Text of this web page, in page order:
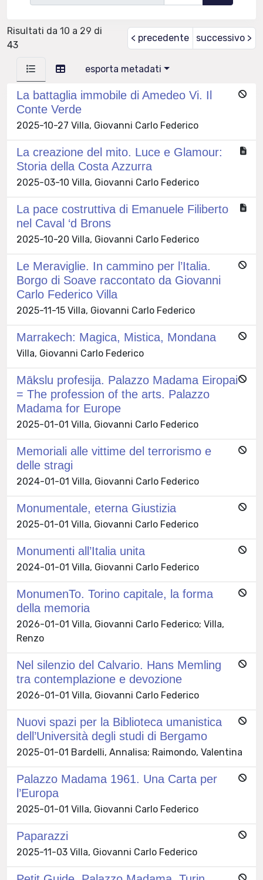
Risultati da 10 a 29 di
43
< precedente successivo >
esporta metadati
La battaglia immobile di Amedeo Vi. Il
Conte Verde
2025-10-27 Villa, Giovanni Carlo Federico
La creazione del mito. Luce e Glamour:
Storia della Costa Azzurra
2025-03-10 Villa, Giovanni Carlo Federico
La pace costruttiva di Emanuele Filiberto
nel Caval ‘d Brons
2025-10-20 Villa, Giovanni Carlo Federico
Le Meraviglie. In cammino per l’Italia.
Borgo di Soave raccontato da Giovanni
Carlo Federico Villa
2025-11-15 Villa, Giovanni Carlo Federico
Marrakech: Magica, Mistica, Mondana
Villa, Giovanni Carlo Federico
Mākslu profesija. Palazzo Madama Eiropai
= The profession of the arts. Palazzo
Madama for Europe
2025-01-01 Villa, Giovanni Carlo Federico
Memoriali alle vittime del terrorismo e
delle stragi
2024-01-01 Villa, Giovanni Carlo Federico
Monumentale, eterna Giustizia
2025-01-01 Villa, Giovanni Carlo Federico
Monumenti all’Italia unita
2024-01-01 Villa, Giovanni Carlo Federico
MonumenTo. Torino capitale, la forma
della memoria
2026-01-01 Villa, Giovanni Carlo Federico; Villa,
Renzo
Nel silenzio del Calvario. Hans Memling
tra contemplazione e devozione
2026-01-01 Villa, Giovanni Carlo Federico
Nuovi spazi per la Biblioteca umanistica
dell’Università degli studi di Bergamo
2025-01-01 Bardelli, Annalisa; Raimondo, Valentina
Palazzo Madama 1961. Una Carta per
l’Europa
2025-01-01 Villa, Giovanni Carlo Federico
Paparazzi
2025-11-03 Villa, Giovanni Carlo Federico